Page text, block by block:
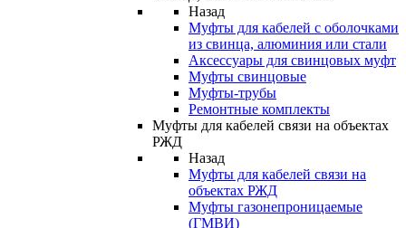
Назад
Муфты для кабелей с оболочками
из свинца, алюминия или стали
Аксессуары для свинцовых муфт
Муфты свинцовые
Муфты-трубы
Ремонтные комплекты
Муфты для кабелей связи на объектах
РЖД
Назад
Муфты для кабелей связи на
объектах РЖД
Муфты газонепроницаемые
(ГМВИ)